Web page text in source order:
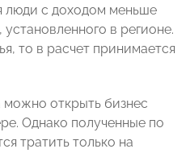
с доходом меньше
в регионе.
то в расчет принимается
открыть бизнес
Однако полученные по
тратить только на